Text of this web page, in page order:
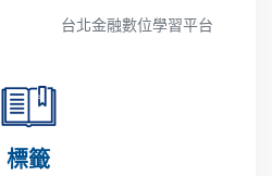
台北金融數位學習平台
標籤